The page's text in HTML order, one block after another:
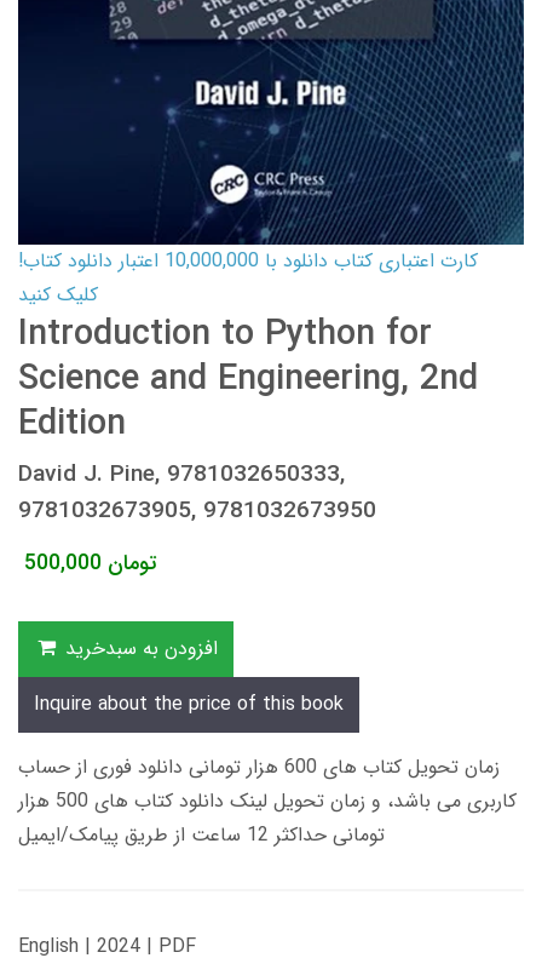
کارت اعتباری کتاب دانلود با 10,000,000 اعتبار دانلود کتاب!
کلیک کنید
Introduction to Python for
Science and Engineering, 2nd
Edition
David J. Pine, 9781032650333,
9781032673905, 9781032673950
500,000 تومان
افزودن به سبدخرید
Inquire about the price of this book
زمان تحویل کتاب های 600 هزار تومانی دانلود فوری از حساب
کاربری می باشد، و زمان تحویل لینک دانلود کتاب های 500 هزار
تومانی حداکثر 12 ساعت از طریق پیامک/ایمیل
English | 2024 | PDF